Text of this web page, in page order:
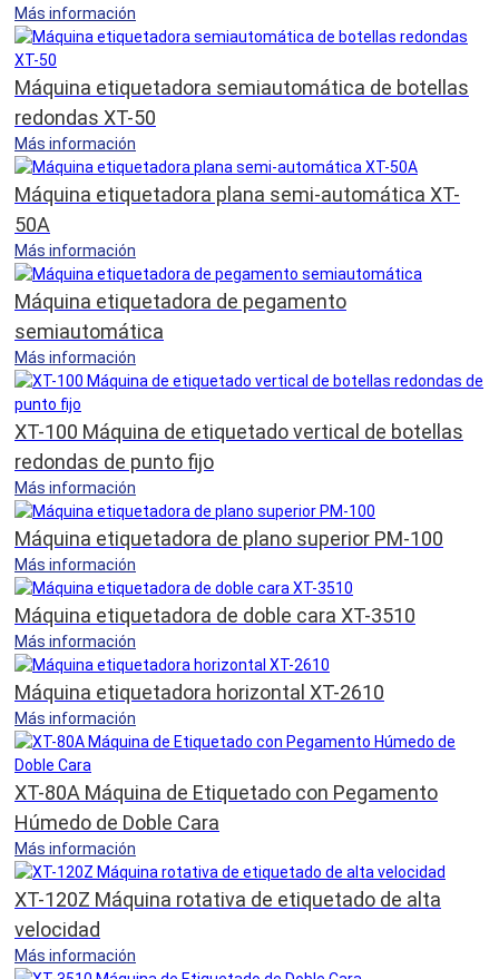
Más información
Máquina etiquetadora semiautomática de botellas
redondas XT-50
Más información
Máquina etiquetadora plana semi-automática XT-
50A
Más información
Máquina etiquetadora de pegamento
semiautomática
Más información
XT-100 Máquina de etiquetado vertical de botellas
redondas de punto fijo
Más información
Máquina etiquetadora de plano superior PM-100
Más información
Máquina etiquetadora de doble cara XT-3510
Más información
Máquina etiquetadora horizontal XT-2610
Más información
XT-80A Máquina de Etiquetado con Pegamento
Húmedo de Doble Cara
Más información
XT-120Z Máquina rotativa de etiquetado de alta
velocidad
Más información